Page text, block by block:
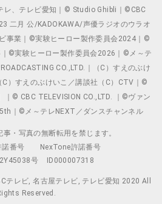
レ、テレビ愛知｜© Studio Ghibli｜©CBC
二月 公/KADOKAWA/声優ラジオのウラオ
事業｜©実験ヒーロー製作委員会2024｜©
©実験ヒーロー製作委員会2026｜©メ～テ
CO.,LTD.｜（C）すえのぶけ
）すえのぶけいこ／講談社（C）CTV｜©
｜© CBC TELEVISION CO.,LTD. ｜©ヴァン
｜©メ～テレNEXT／ダンスチャンネル
・写真の無断転用を禁じます。
諾番号
NexTone許諾番号
号
ID000007318
テレビ, 名古屋テレビ, テレビ愛知 2020 All
Reserved.